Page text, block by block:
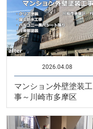
2026.04.08
マンション外壁塗装工
事～川崎市多摩区